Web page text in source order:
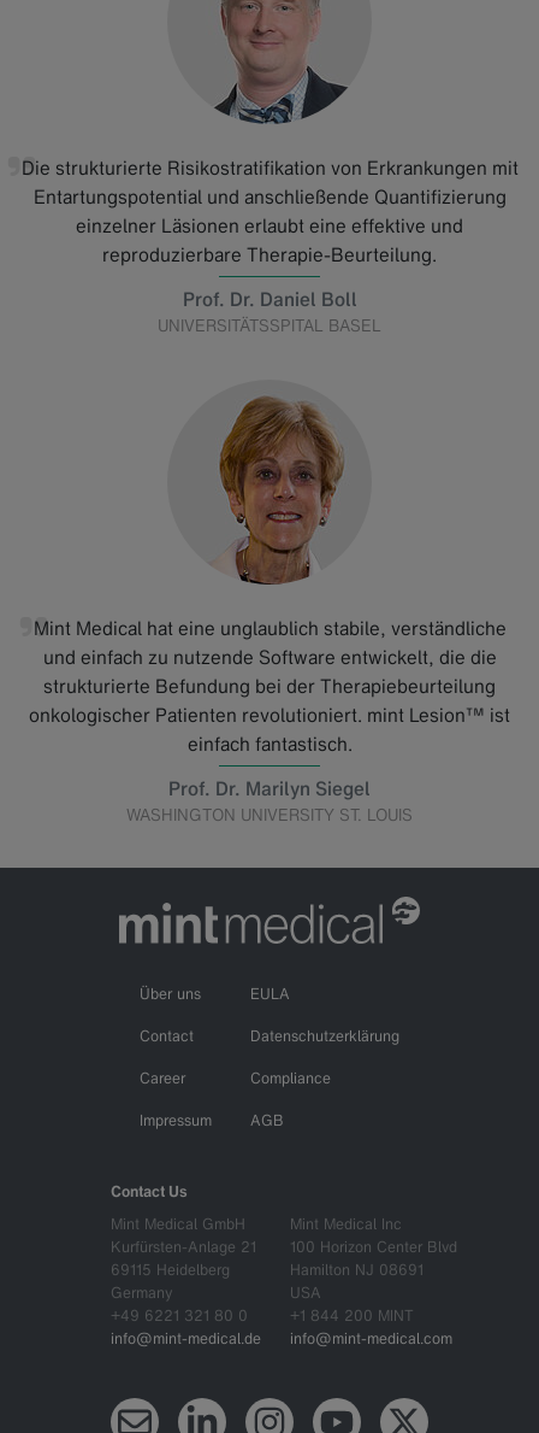
Die strukturierte Risikostratifikation von Erkrankungen mit
Entartungspotential und anschließende Quantifizierung
einzelner Läsionen erlaubt eine effektive und
reproduzierbare Therapie-Beurteilung.
Prof. Dr. Daniel Boll
UNIVERSITÄTSSPITAL BASEL
Mint Medical hat eine unglaublich stabile, verständliche
und einfach zu nutzende Software entwickelt, die die
strukturierte Befundung bei der Therapiebeurteilung
onkologischer Patienten revolutioniert. mint Lesion™ ist
einfach fantastisch.
Prof. Dr. Marilyn Siegel
WASHINGTON UNIVERSITY ST. LOUIS
Über uns
Contact
Career
Impressum
EULA
Datenschutzerklärung
Compliance
AGB
Contact Us
Mint Medical GmbH
Kurfürsten-Anlage 21
69115 Heidelberg
Germany
+49 6221 321 80 0
info@mint-medical.de
Mint Medical Inc
100 Horizon Center Blvd
Hamilton NJ 08691
USA
+1 844 200 MINT
info@mint-medical.com
NewsletterLinkedIn Instagram YouTube X (Twitter)